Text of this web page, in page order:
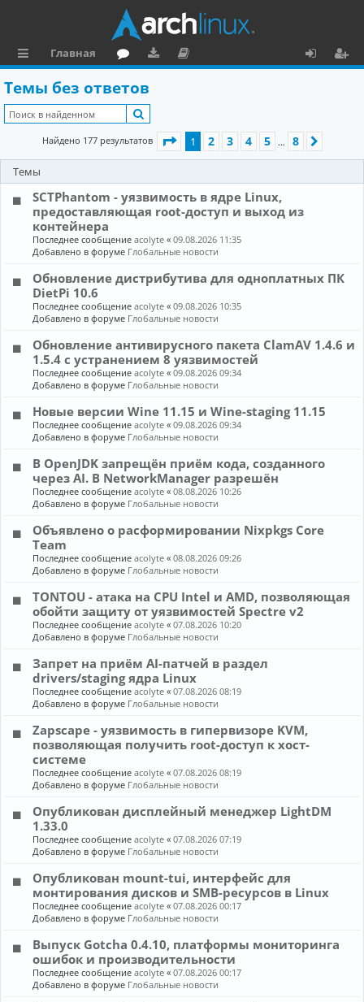
ы
л
и
Главная
ру
м
ру
зк
е
та
и
Темы без ответов
Найдено 177 результатов Страница из8
1 2 3 4 5 … 8
Темы
SCTPhantom - уязвимость в ядре Linux,
предоставляющая root-доступ и выход из
контейнера
Последнее сообщениеacolyte «09.08.2026 11:35
Добавлено в форуме Глобальные новости
Обновление дистрибутива для одноплатных ПК
DietPi 10.6
Последнее сообщениеacolyte «09.08.2026 10:35
Добавлено в форуме Глобальные новости
Обновление антивирусного пакета ClamAV 1.4.6 и
1.5.4 с устранением 8 уязвимостей
Последнее сообщениеacolyte «09.08.2026 09:34
Добавлено в форуме Глобальные новости
Новые версии Wine 11.15 и Wine-staging 11.15
Последнее сообщениеacolyte «09.08.2026 09:34
Добавлено в форуме Глобальные новости
В OpenJDK запрещён приём кода, созданного
через AI. В NetworkManager разрешён
Последнее сообщениеacolyte «08.08.2026 10:26
Добавлено в форуме Глобальные новости
Объявлено о расформировании Nixpkgs Core
Team
Последнее сообщениеacolyte «08.08.2026 09:26
Добавлено в форуме Глобальные новости
TONTOU - атака на CPU Intel и AMD, позволяющая
обойти защиту от уязвимостей Spectre v2
Последнее сообщениеacolyte «07.08.2026 10:20
Добавлено в форуме Глобальные новости
Запрет на приём AI-патчей в раздел
drivers/staging ядра Linux
Последнее сообщениеacolyte «07.08.2026 08:19
Добавлено в форуме Глобальные новости
Zapscape - уязвимость в гипервизоре KVM,
позволяющая получить root-доступ к хост-
системе
Последнее сообщениеacolyte «07.08.2026 08:19
Добавлено в форуме Глобальные новости
Опубликован дисплейный менеджер LightDM
1.33.0
Последнее сообщениеacolyte «07.08.2026 07:19
Добавлено в форуме Глобальные новости
Опубликован mount-tui, интерфейс для
монтирования дисков и SMB-ресурсов в Linux
Последнее сообщениеacolyte «07.08.2026 00:17
Добавлено в форуме Глобальные новости
Выпуск Gotcha 0.4.10, платформы мониторинга
ошибок и производительности
Последнее сообщениеacolyte «07.08.2026 00:17
Добавлено в форуме Глобальные новости